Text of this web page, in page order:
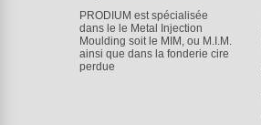
PRODIUM est spécialisée
dans le le Metal Injection
Moulding soit le MIM, ou M.I.M.
ainsi que dans la fonderie cire
perdue